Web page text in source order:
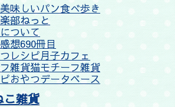
味しいパン食べ歩き
部ねっと
ついて
想690冊目
レシピ月子カフェ
雑貨猫モチーフ雑貨
おやつデータベース
こ雑貨